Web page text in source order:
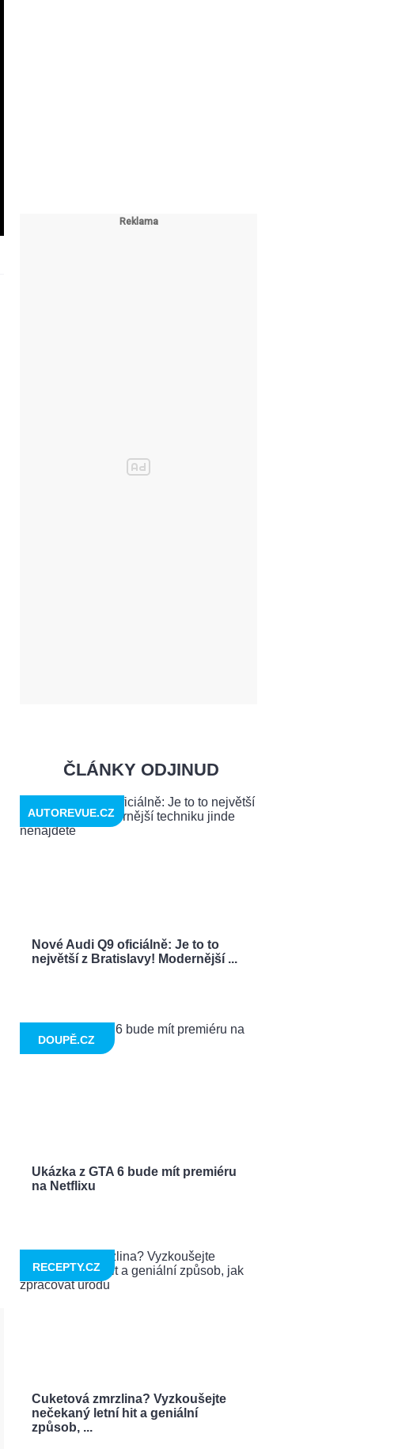
ČLÁNKY ODJINUD
Nové Audi Q9 oficiálně: Je to to
největší z Bratislavy! Modernější ...
AUTOREVUE.CZ
Ukázka z GTA 6 bude mít premiéru
na Netflixu
DOUPĚ.CZ
Cuketová zmrzlina? Vyzkoušejte
nečekaný letní hit a geniální
způsob, ...
RECEPTY.CZ